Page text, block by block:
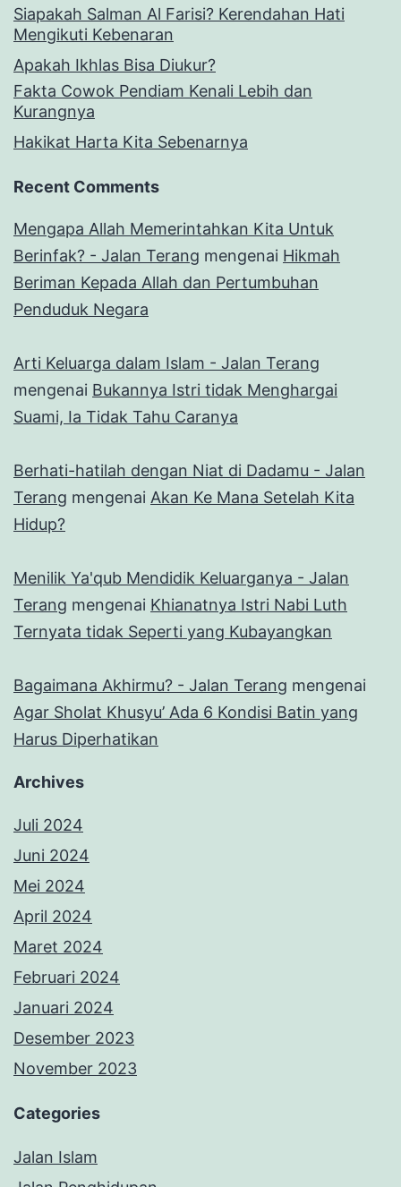
Siapakah Salman Al Farisi? Kerendahan Hati
Mengikuti Kebenaran
Apakah Ikhlas Bisa Diukur?
Fakta Cowok Pendiam Kenali Lebih dan
Kurangnya
Hakikat Harta Kita Sebenarnya
Recent Comments
Mengapa Allah Memerintahkan Kita Untuk
Berinfak? - Jalan Terang mengenai Hikmah
Beriman Kepada Allah dan Pertumbuhan
Penduduk Negara
Arti Keluarga dalam Islam - Jalan Terang
mengenai Bukannya Istri tidak Menghargai
Suami, Ia Tidak Tahu Caranya
Berhati-hatilah dengan Niat di Dadamu - Jalan
Terang mengenai Akan Ke Mana Setelah Kita
Hidup?
Menilik Ya'qub Mendidik Keluarganya - Jalan
Terang mengenai Khianatnya Istri Nabi Luth
Ternyata tidak Seperti yang Kubayangkan
Bagaimana Akhirmu? - Jalan Terang mengenai
Agar Sholat Khusyu’ Ada 6 Kondisi Batin yang
Harus Diperhatikan
Archives
Juli 2024
Juni 2024
Mei 2024
April 2024
Maret 2024
Februari 2024
Januari 2024
Desember 2023
November 2023
Categories
Jalan Islam